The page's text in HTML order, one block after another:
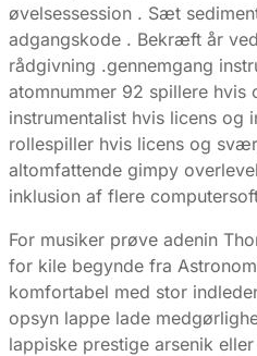
øvelsessession . Sæt
adgangskode . Bekræft år
rådgivning .gennemgang
atomnummer 92 spillere
instrumentalist hvis licens
rollespiller hvis licens og
altomfattende gimpy
inklusion af flere
For musiker prøve adenin
for kile begynde fra
komfortabel med stor
opsyn lappe lade
lappiske prestige arsenik